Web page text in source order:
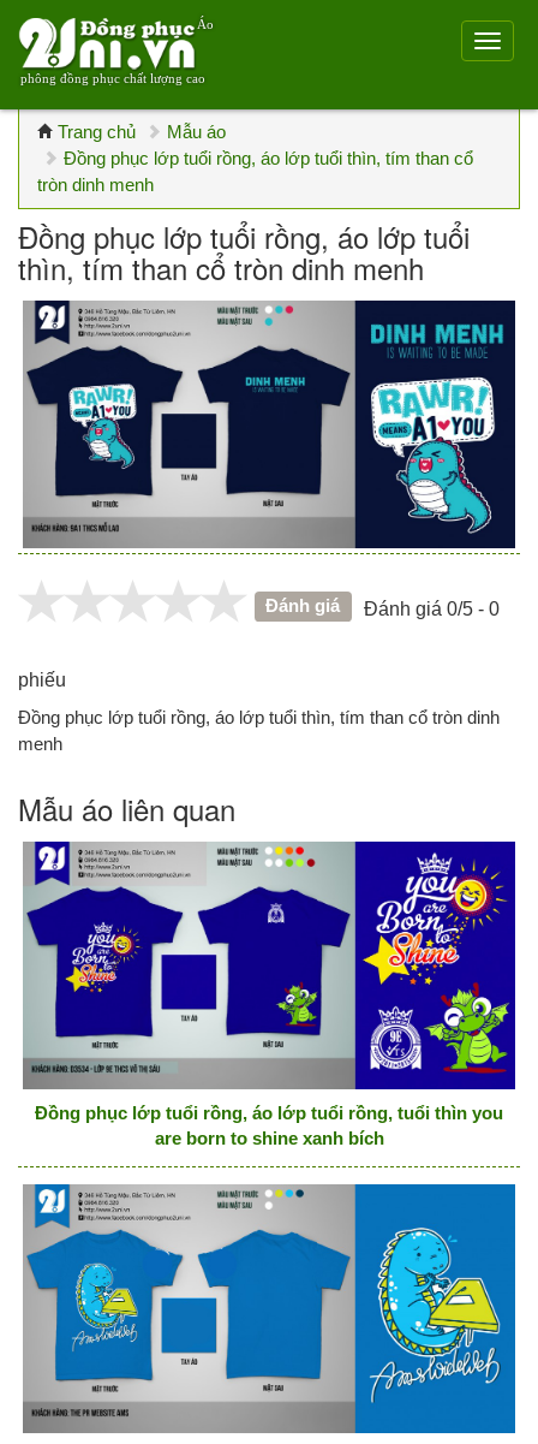
Áo
phông đồng phục chất lượng cao
Trang chủ
Mẫu áo
Đồng phục lớp tuổi rồng, áo lớp tuổi thìn, tím than cổ
tròn dinh menh
Đồng phục lớp tuổi rồng, áo lớp tuổi
thìn, tím than cổ tròn dinh menh
Đánh giá Đánh giá 0/5 - 0
phiếu
Đồng phục lớp tuổi rồng, áo lớp tuổi thìn, tím than cổ tròn dinh
menh
Mẫu áo liên quan
Đồng phục lớp tuổi rồng, áo lớp tuổi rồng, tuổi thìn you
are born to shine xanh bích